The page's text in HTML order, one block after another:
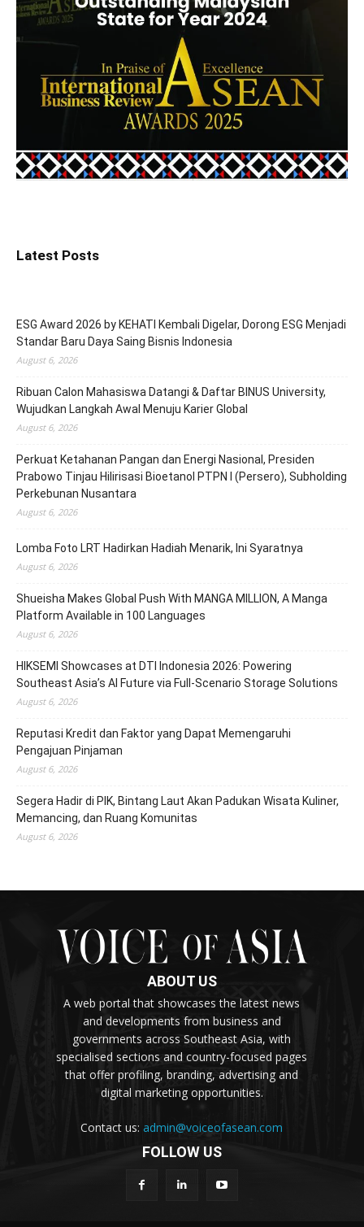
Latest Posts
ESG Award 2026 by KEHATI Kembali Digelar, Dorong ESG Menjadi
Standar Baru Daya Saing Bisnis Indonesia
August 6, 2026
Ribuan Calon Mahasiswa Datangi & Daftar BINUS University,
Wujudkan Langkah Awal Menuju Karier Global
August 6, 2026
Perkuat Ketahanan Pangan dan Energi Nasional, Presiden
Prabowo Tinjau Hilirisasi Bioetanol PTPN I (Persero), Subholding
Perkebunan Nusantara
August 6, 2026
Lomba Foto LRT Hadirkan Hadiah Menarik, Ini Syaratnya
August 6, 2026
Shueisha Makes Global Push With MANGA MILLION, A Manga
Platform Available in 100 Languages
August 6, 2026
HIKSEMI Showcases at DTI Indonesia 2026: Powering
Southeast Asia’s AI Future via Full‑Scenario Storage Solutions
August 6, 2026
Reputasi Kredit dan Faktor yang Dapat Memengaruhi
Pengajuan Pinjaman
August 6, 2026
Segera Hadir di PIK, Bintang Laut Akan Padukan Wisata Kuliner,
Memancing, dan Ruang Komunitas
August 6, 2026
ABOUT US
A web portal that showcases the latest news
and developments from business and
governments across Southeast Asia, with
specialised sections and country-focused pages
that offer profiling, branding, advertising and
digital marketing opportunities.
Contact us:admin@voiceofasean.com
FOLLOW US